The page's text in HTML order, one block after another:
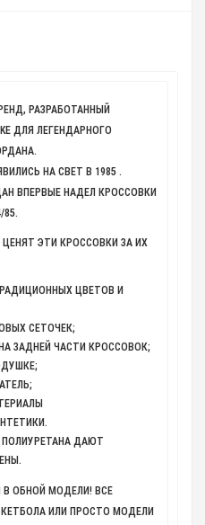
РАЗРАБОТАННЫЙ
ДЛЯ ЛЕГЕНДАРНОГО
НА СВЕТ В 1985 .
ВПЕРВЫЕ НАДЕЛ КРОССОВКИ
ЭТИ КРОССОВКИ ЗА ИХ
ЦВЕТОВ И
СЕТОЧЕК;
ЗАДНЕЙ ЧАСТИ КРОССОВОК;
ПОЛИУРЕТАНА ДАЮТ
В ОБНОЙ МОДЕЛИ! ВСЕ
ИЛИ ПРОСТО МОДЕЛИ